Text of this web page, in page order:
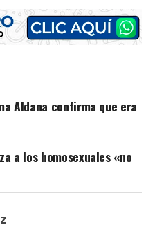
Aldana confirma que era
a los homosexuales «no